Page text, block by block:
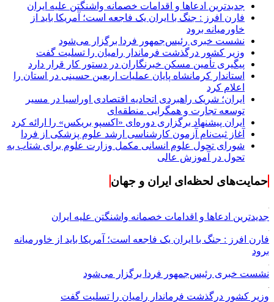
جدیدترین ادعاها و اقدامات خصمانه واشنگتن علیه ایران
فارن افرز : جنگ با ایران یک فاجعه است؛ آمریکا باید از
خاورمیانه برود
نشست خبری رئیس‌جمهور فردا برگزار می‌شود
وزیر کشور درگذشت فرماندار رامیان را تسلیت گفت
پیگیری تأمین مسکن خبرنگاران در دستور کار قرار دارد
استاندار کرمانشاه پایان عملیات اربعین حسینی در استان را
اعلام کرد
ایران؛ شریک راهبردی اتحادیه اقتصادی اوراسیا در مسیر
توسعه تجارت و همگرایی منطقه‌ای
ایران پیشنهاد برگزاری دوره‌ای «اکسپو بریکس» را ارائه کرد
آغاز ثبت‌نام‌ آزمون کارشناسی ارشد علوم پزشکی از فردا
شورای تحول علوم انسانی مکمل وزارت علوم برای شتاب به
تحول در آموزش عالی
حمایت‌های لحظه‌ای ایران و جهان
جدیدترین ادعاها و اقدامات خصمانه واشنگتن علیه ایران
فارن افرز : جنگ با ایران یک فاجعه است؛ آمریکا باید از خاورمیانه
برود
نشست خبری رئیس‌جمهور فردا برگزار می‌شود
وزیر کشور درگذشت فرماندار رامیان را تسلیت گفت